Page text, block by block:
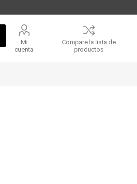
Mi
cuenta
Compare la lista de
productos